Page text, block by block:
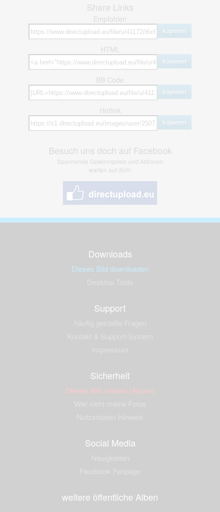
Share Links
Empfohlen
kopieren
HTML
kopieren
BB Code
kopieren
Hotlink
kopieren
Besuch uns doch auf Facebook
Spannende Gewinnspiele und Aktionen
warten auf dich!
Downloads
Dieses Bild downloaden
Support
Sicherheit
Dieses Bild melden (Abuse)
Social Media
weitere öffentliche Alben